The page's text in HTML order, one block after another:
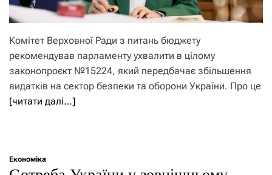
Комітет Верховної Ради з питань бюджету
рекомендував парламенту ухвалити в цілому
законопроєкт №15224, який передбачає збільшення
видатків на сектор безпеки та оборони України. Про це
[читати далі…]
Економіка